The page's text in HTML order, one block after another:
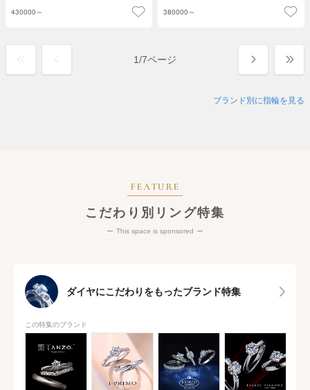
430000～
380000～
1/7ページ
ブランド別に指輪を見る
FEATURE
こだわり別リング特集
This space is sponsored
ダイヤにこだわりをもったブランド特集
この特集のブランド